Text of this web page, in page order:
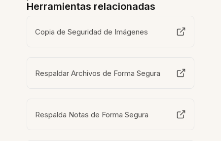
Herramientas relacionadas
Copia de Seguridad de Imágenes
Respaldar Archivos de Forma Segura
Respalda Notas de Forma Segura